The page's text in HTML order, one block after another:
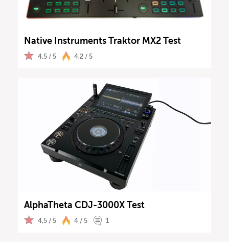
Native Instruments Traktor MX2 Test
4,5 / 5 4,2 / 5
AlphaTheta CDJ-3000X Test
4,5 / 5 4 / 5 1